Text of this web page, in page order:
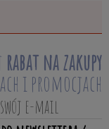
rabat na zakupy
i promocjach